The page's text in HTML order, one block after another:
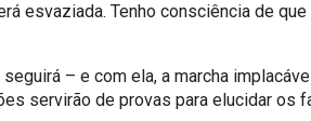
esvaziada. Tenho consciência de
seguirá – e com ela, a marcha
servirão de provas para elucidar os